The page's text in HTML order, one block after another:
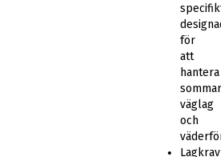
för
att
hantera
väglag
och
Lagkrav